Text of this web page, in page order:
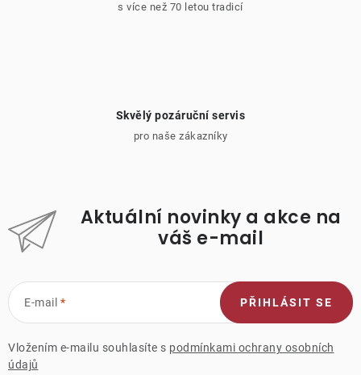
s více než 70 letou tradicí
Skvělý pozáruční servis
pro naše zákazníky
Aktuální novinky a akce na
váš e-mail
E-mail
Vložením e-mailu souhlasíte s podmínkami ochrany osobních
údajů
PŘIHLÁSIT SE